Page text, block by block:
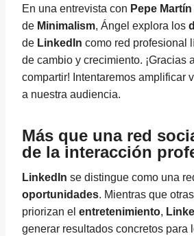
En una entrevista con Pepe
de Minimalism, Ángel explora los
de LinkedIn como red profesional
de cambio y crecimiento. ¡Gracias
compartir! Intentaremos amplificar
a nuestra audiencia.
Más que una red
de la interacción
LinkedIn se distingue como una
oportunidades. Mientras que
priorizan el entretenimiento,
generar resultados concretos para